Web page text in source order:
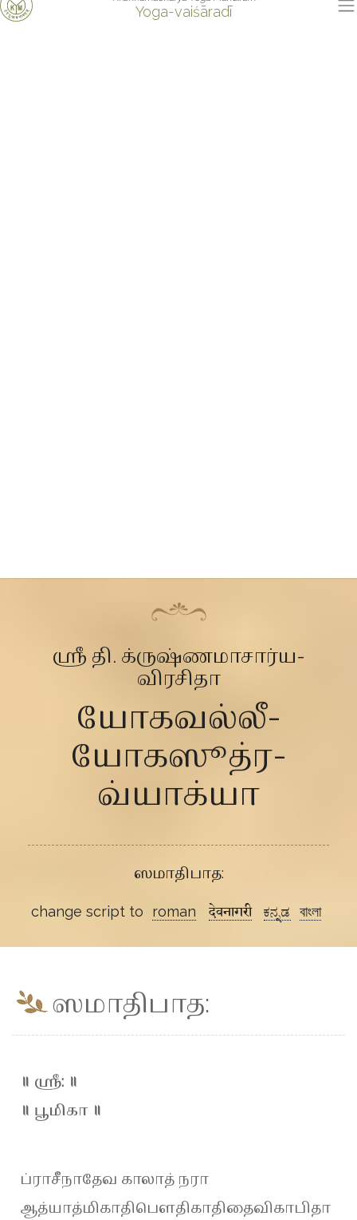
Yoga-vaiśāradī
ஶ்ரீ தி. க்ருஷ்ணமாசார்ய-
விரசிதா
யோகவல்லீ-
யோகஸூத்ர-
வ்யாக்யா
ஸமாதிபாத:
change script to roman देवनागरी ಕನ್ನಡ বাংলা
ஸமாதிபாத:
॥ ஶ்ரீ: ॥
॥ பூமிகா ॥
ப்ராசீநாதேவ காலாத் நரா
ஆத்யாத்மிகாதிபௌதிகாதிதைவிகாபிதா